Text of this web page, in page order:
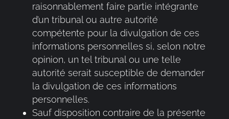
raisonnablement faire partie intégrante
d’un tribunal ou autre autorité
compétente pour la divulgation de ces
informations personnelles si, selon notre
opinion, un tel tribunal ou une telle
autorité serait susceptible de demander
la divulgation de ces informations
personnelles.
Sauf disposition contraire de la présente